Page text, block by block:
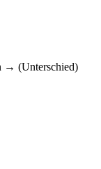
→ (Unterschied)